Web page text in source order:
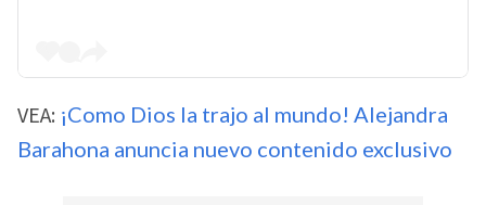
VEA: ¡Como Dios la trajo al mundo! Alejandra
Barahona anuncia nuevo contenido exclusivo